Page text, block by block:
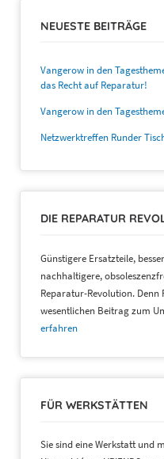
NEUESTE BEITRÄGE
Vangerow in den
das Recht auf Reparatur!
Vangerow in den
Netzwerktreffen Runder
DIE REPARATUR
Günstigere Ersatzteile,
nachhaltigere,
Reparatur-Revolution. Denn
wesentlichen Beitrag zum
erfahren
FÜR WERKSTÄTTEN
Sie sind eine Werkstatt und